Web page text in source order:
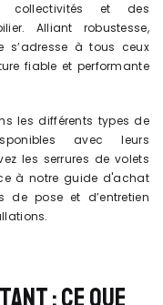
collectivités et des
Alliant robustesse,
s’adresse à tous ceux
fiable et performante
les différents types de
avec leurs
les serrures de volets
à notre guide d'achat
de pose et d’entretien
: CE QUE